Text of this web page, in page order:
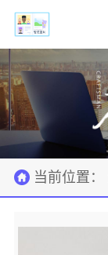
当前位置：